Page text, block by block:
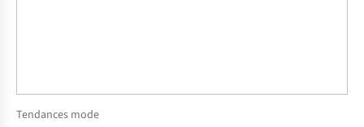
Tendances mode